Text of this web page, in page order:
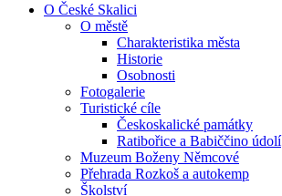
O České Skalici
O městě
Charakteristika města
Historie
Osobnosti
Fotogalerie
Turistické cíle
Českoskalické památky
Ratibořice a Babiččino údolí
Muzeum Boženy Němcové
Přehrada Rozkoš a autokemp
Školství